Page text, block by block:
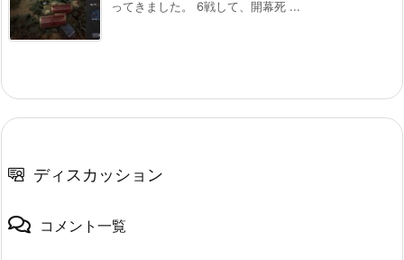
ってきました。 6戦して、開幕死 ...
ディスカッション
コメント一覧